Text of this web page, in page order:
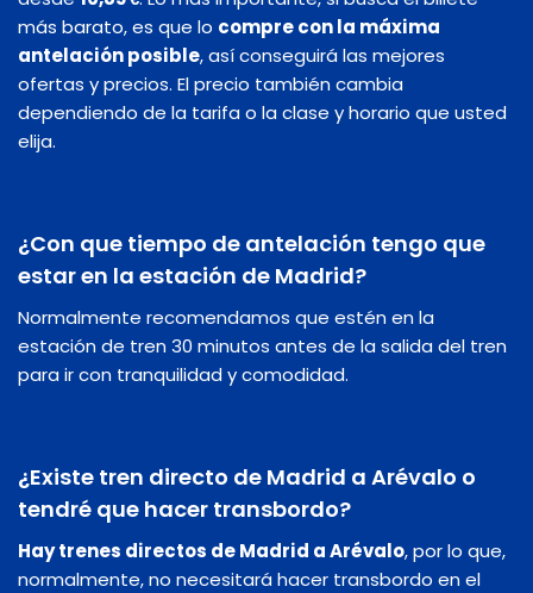
más barato, es que lo compre con la máxima
antelación posible, así conseguirá las mejores
ofertas y precios. El precio también cambia
dependiendo de la tarifa o la clase y horario que usted
elija.
¿Con que tiempo de antelación tengo que
estar en la estación de Madrid?
Normalmente recomendamos que estén en la
estación de tren 30 minutos antes de la salida del tren
para ir con tranquilidad y comodidad.
¿Existe tren directo de Madrid a Arévalo o
tendré que hacer transbordo?
Hay trenes directos de Madrid a Arévalo, por lo que,
normalmente, no necesitará hacer transbordo en el